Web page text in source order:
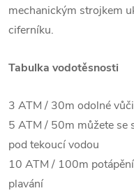
mechanickým strojkem
ciferníku.
Tabulka vodotěsnosti
3 ATM / 30m odolné
5 ATM / 50m můžete se
pod tekoucí vodou
10 ATM / 100m
plavání